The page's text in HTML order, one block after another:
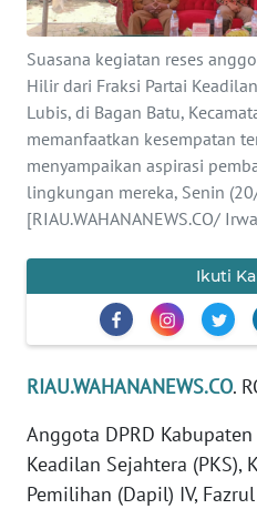
Suasana kegiatan reses
Hilir dari Fraksi Partai
Lubis, di Bagan Batu,
memanfaatkan kesempatan
menyampaikan aspirasi
lingkungan mereka, Senin
[RIAU.WAHANANEWS.CO/
Ikuti
RIAU.WAHANANEWS.CO.
Anggota DPRD
Keadilan Sejahtera (PKS),
Pemilihan (Dapil) IV,
Informasi
INDEKS
BERITA
KONTAK
KAMI
INFO
TENTANG
PEDOMAN
MEDIA
SIBER